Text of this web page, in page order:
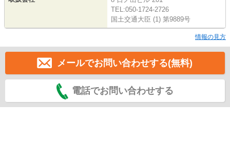
TEL:050-1724-2726
国土交通大臣 (1) 第9889号
情報の見方
メールでお問い合わせする(無料)
電話でお問い合わせする